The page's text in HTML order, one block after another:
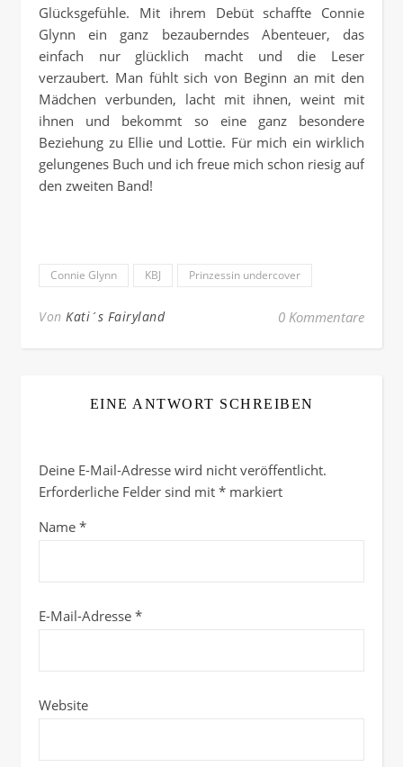
Glücksgefühle. Mit ihrem Debüt schaffte Connie
Glynn ein ganz bezauberndes Abenteuer, das
einfach nur glücklich macht und die Leser
verzaubert. Man fühlt sich von Beginn an mit den
Mädchen verbunden, lacht mit ihnen, weint mit
ihnen und bekommt so eine ganz besondere
Beziehung zu Ellie und Lottie. Für mich ein wirklich
gelungenes Buch und ich freue mich schon riesig auf
den zweiten Band!
Connie Glynn KBJ Prinzessin undercover
Von Kati´s Fairyland 0 Kommentare
EINE ANTWORT SCHREIBEN
Deine E-Mail-Adresse wird nicht veröffentlicht.
Erforderliche Felder sind mit * markiert
Name *
E-Mail-Adresse *
Website